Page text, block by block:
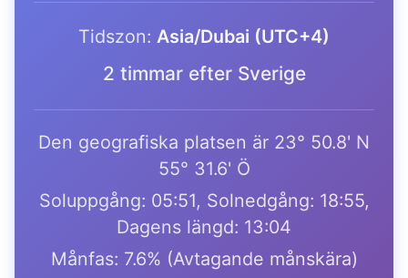
Tidszon: Asia/Dubai (UTC+4)
2 timmar efter Sverige
Den geografiska platsen är 23° 50.8' N
55° 31.6' Ö
Soluppgång: 05:51, Solnedgång: 18:55,
Dagens längd: 13:04
Månfas: 7.6% (Avtagande månskära)